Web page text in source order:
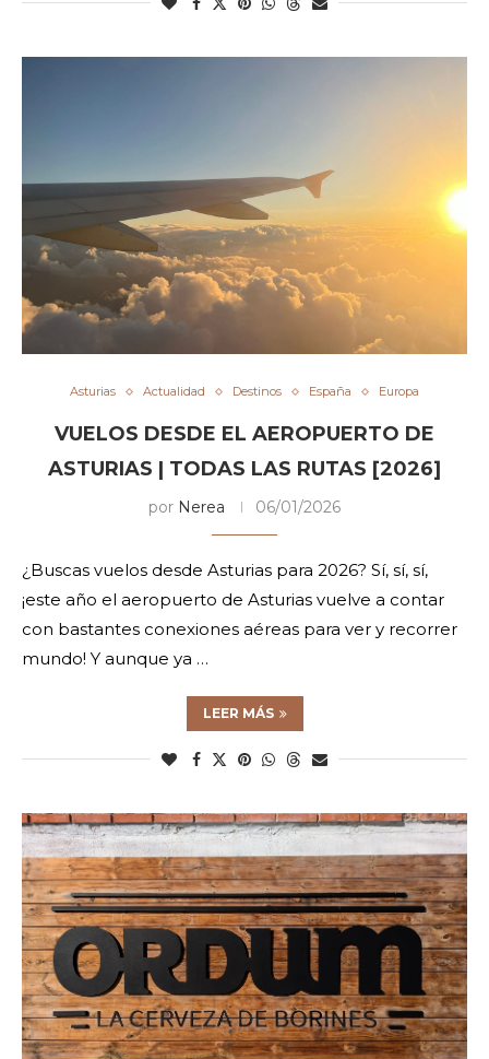
Asturias Actualidad Destinos España Europa
VUELOS DESDE EL AEROPUERTO DE
ASTURIAS | TODAS LAS RUTAS [2026]
por Nerea 06/01/2026
¿Buscas vuelos desde Asturias para 2026? Sí, sí, sí,
¡este año el aeropuerto de Asturias vuelve a contar
con bastantes conexiones aéreas para ver y recorrer
mundo! Y aunque ya …
LEER MÁS